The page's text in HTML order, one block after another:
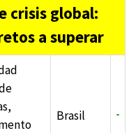
crisis global:
a superar
Brasil